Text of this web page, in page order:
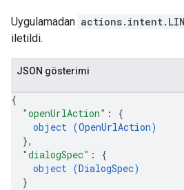
Uygulamadan
iletildi.
JSON gösterimi
{
"openUrlAction" : {
object (OpenUrlAction)
},
"dialogSpec" : {
object (DialogSpec)
}